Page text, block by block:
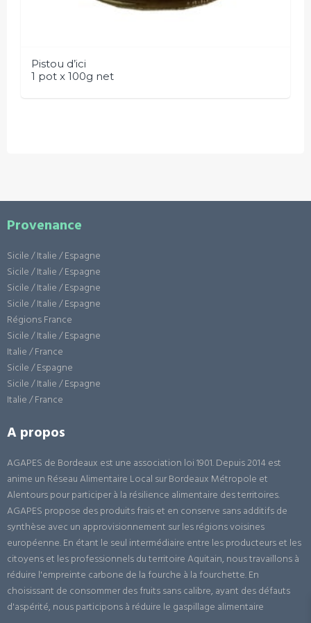
Pistou d’ici
1 pot x 100g net
Provenance
Sicile / Italie / Espagne
Sicile / Italie / Espagne
Sicile / Italie / Espagne
Sicile / Italie / Espagne
Régions France
Sicile / Italie / Espagne
Italie / France
Sicile / Espagne
Sicile / Italie / Espagne
Italie / France
A propos
AGAPES de Bordeaux est une association loi 1901. Depuis 2014 est
anime un Réseau Alimentaire Local sur Bordeaux Métropole et
Alentours pour participer à la résilience alimentaire des territoires.
AGAPES propose des produits frais et en conserve sans additifs de
synthèse avec un approvisionnement sur les régions voisines
européenne. En étant le seul intermédiaire entre les producteurs et les
citoyens et les professionnels du territoire Aquitain, nous travaillons à
réduire l'empreinte carbone de la fourche à la fourchette. En
choisissant de consommer des fruits sans calibre, ayant des défauts
d'aspérité, nous participons à réduire le gaspillage alimentaire